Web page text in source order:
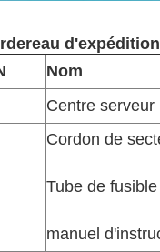
Nom
Centre serveur
Cordon de
Tube de fusible
manuel